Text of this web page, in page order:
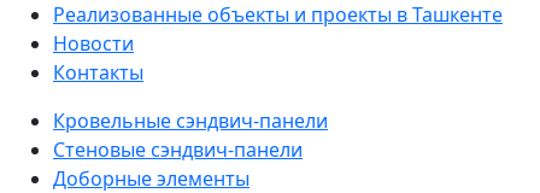
Реализованные объекты и проекты в Ташкенте
Новости
Контакты
Кровельные сэндвич-панели
Стеновые сэндвич-панели
Доборные элементы